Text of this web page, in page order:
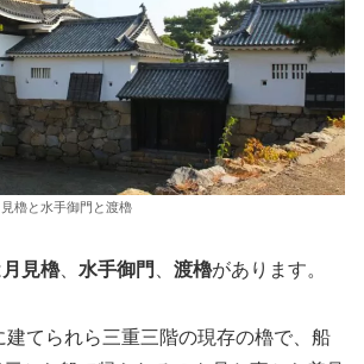
櫓と水手御門と渡櫓
月見櫓、 水手御門 渡櫓があります。
建てられら三重三階の現存の櫓で、船